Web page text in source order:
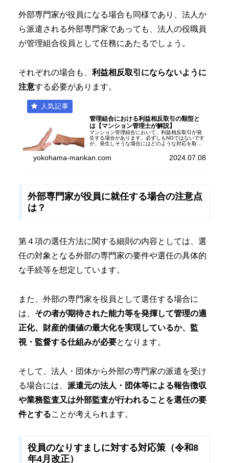
外部専門家が役員になる場合も同様であり、法人か
ら派遣される外部専門家であっても、法人の役職員
が管理組合役員として任務にあたるでしょう。
それぞれの場合も、 利益相反取引にならないように
注意する必要があります。
管理組合における利益相反取引の類型と
は【マンション管理士が解説】
マンション管理組合において、利益相反取引が発
生する場合があります。必ずしもNGではないです
が、発生しそうな場合にはどのような対応を取れ
も詳しいマンション管理士が解説します。
yokohama-mankan.com 2024.07.08
外部専門家が役員に就任する場合の注意点
は？
第４項の選任方法に関する細則の内容としては、選
任の対象となる外部の専門家の要件や選任の具体的
な手続等を想定しています。
また、外部の専門家を役員として選任する場合に
は、 その者が期待された能力等を発揮して管理の適
正化、財産的価値の最大化を実現しているか、監
視・監督する仕組みが必要となります。
そして、法人・団体から外部の専門家の派遣を受け
る場合には、 派遣元の法人・団体等による報告徴収
や業務監査又は外部監査が行われることを選任の要
件とすることが考えられます。
役員のなりすましに対する対応策（令和8
年4月改正）